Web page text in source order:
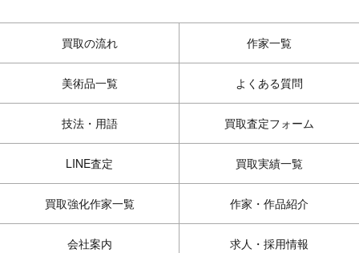
買取の流れ 作家一覧
美術品一覧 よくある質問
技法・用語 買取査定フォーム
LINE査定 買取実績一覧
買取強化作家一覧 作家・作品紹介
会社案内 求人・採用情報